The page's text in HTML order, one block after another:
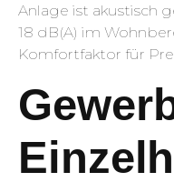
Anlage ist akustisch
18 dB(A) im
Komfortfaktor für